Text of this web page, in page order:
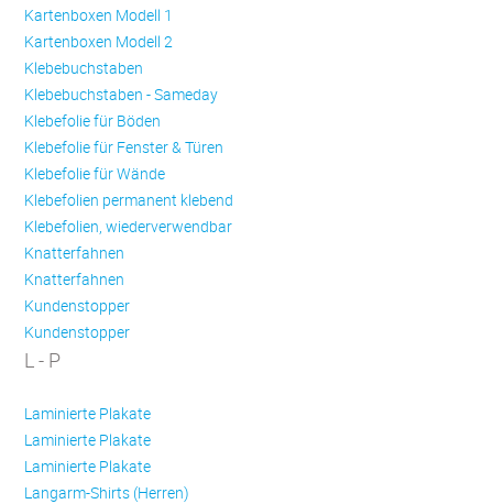
Kartenboxen Modell 1
Kartenboxen Modell 2
Klebebuchstaben
Klebebuchstaben - Sameday
Klebefolie für Böden
Klebefolie für Fenster & Türen
Klebefolie für Wände
Klebefolien permanent klebend
Klebefolien, wiederverwendbar
Knatterfahnen
Knatterfahnen
Kundenstopper
Kundenstopper
L - P
Laminierte Plakate
Laminierte Plakate
Laminierte Plakate
Langarm-Shirts (Herren)